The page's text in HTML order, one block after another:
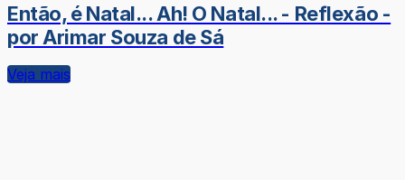
Então, é Natal... Ah! O Natal... - Reflexão -
por Arimar Souza de Sá
Veja mais